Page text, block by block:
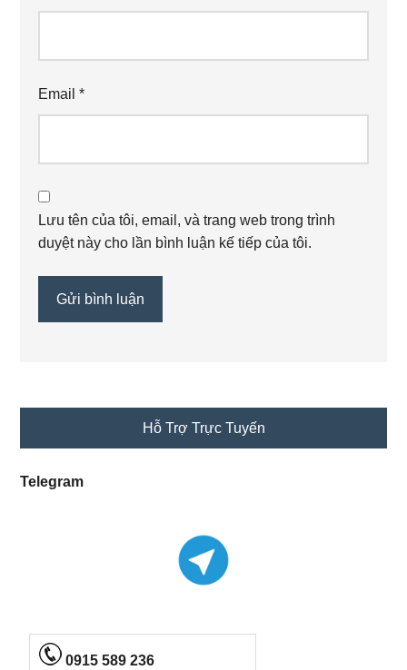
Email*
Lưu tên của tôi, email, và trang web trong trình
duyệt này cho lần bình luận kế tiếp của tôi.
Hỗ Trợ Trực Tuyến
Telegram
0915 589 236